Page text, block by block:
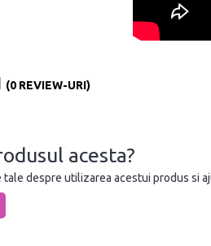
(0 REVIEW-URI)
acesta?
despre utilizarea acestui produs si